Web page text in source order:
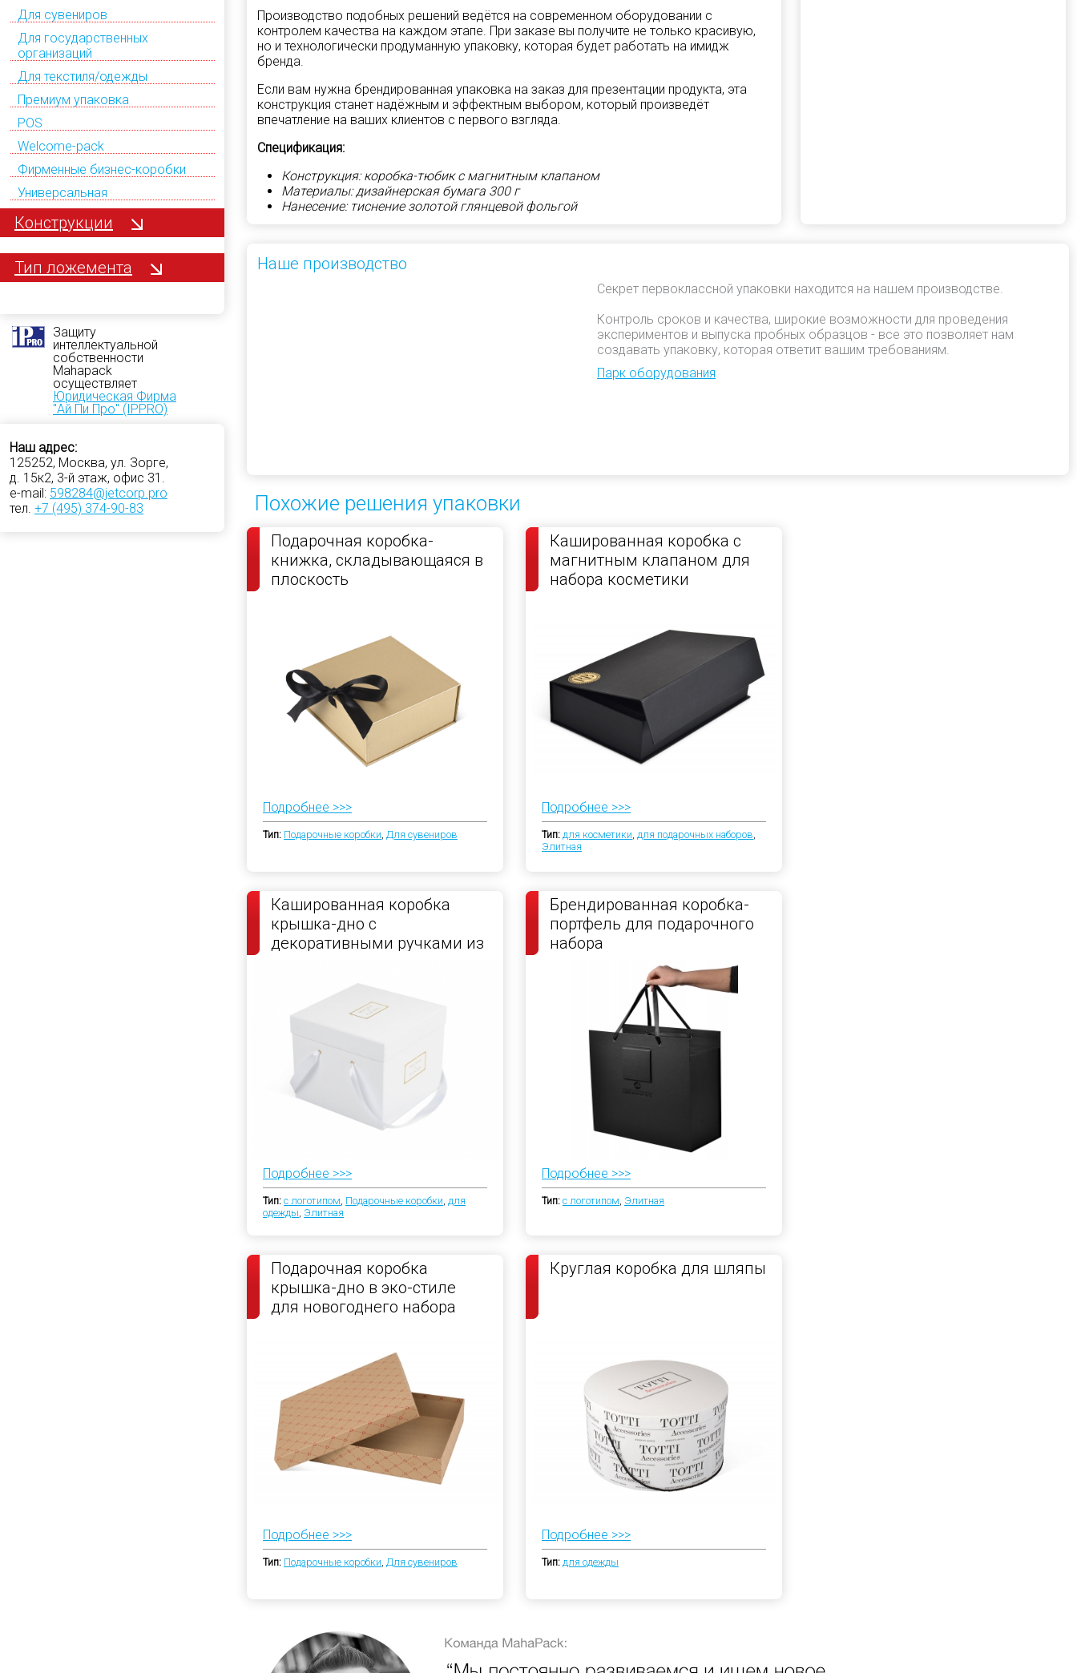
Для сувениров
Для государственных
организаций
Для текстиля/одежды
Премиум упаковка
POS
Welcome-pack
Фирменные бизнес-коробки
Универсальная
Конструкции
Тип ложемента
Защиту
интеллектуальной
собственности
Mahapack
осуществляет
Юридическая Фирма
"Ай Пи Про" (IPPRO)
Наш адрес:
125252, Москва, ул. Зорге,
д. 15к2, 3-й этаж, офис 31.
e-mail: 598284@jetcorp.pro
тел. +7 (495) 374-90-83
Производство подобных решений ведётся на современном оборудовании с
контролем качества на каждом этапе. При заказе вы получите не только красивую,
но и технологически продуманную упаковку, которая будет работать на имидж
бренда.
Если вам нужна брендированная упаковка на заказ для презентации продукта, эта
конструкция станет надёжным и эффектным выбором, который произведёт
впечатление на ваших клиентов с первого взгляда.
Спецификация:
Конструкция: коробка-тюбик с магнитным клапаном
Материалы: дизайнерская бумага 300 г
Нанесение: тиснение золотой глянцевой фольгой
Наше производство
Секрет первоклассной упаковки находится на нашем производстве.
Контроль сроков и качества, широкие возможности для проведения
экспериментов и выпуска пробных образцов - все это позволяет нам
создавать упаковку, которая ответит вашим требованиям.
Парк оборудования
Похожие решения упаковки
Подарочная коробка-
книжка, складывающаяся в
плоскость
Подробнее >>>
Тип: Подарочные коробки, Для сувениров
Кашированная коробка с
магнитным клапаном для
набора косметики
Подробнее >>>
Тип: для косметики, для подарочных наборов,
Элитная
Кашированная коробка
крышка-дно с
декоративными ручками из
Подробнее >>>
Тип: с логотипом, Подарочные коробки, для
одежды, Элитная
Брендированная коробка-
портфель для подарочного
набора
Подробнее >>>
Тип: с логотипом, Элитная
Подарочная коробка
крышка-дно в эко-стиле
для новогоднего набора
Подробнее >>>
Тип: Подарочные коробки, Для сувениров
Круглая коробка для шляпы
Подробнее >>>
Тип: для одежды